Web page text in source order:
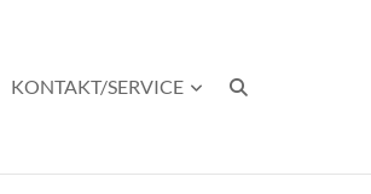
KONTAKT/SERVICE